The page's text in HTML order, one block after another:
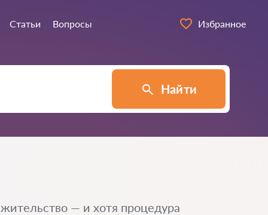
Статьи Вопросы Избранное
Найти
— и хотя процедура